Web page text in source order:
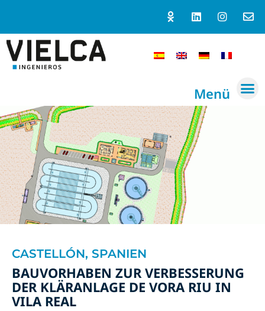
Menü
CASTELLÓN, SPANIEN
BAUVORHABEN ZUR VERBESSERUNG
DER KLÄRANLAGE DE VORA RIU IN
VILA REAL